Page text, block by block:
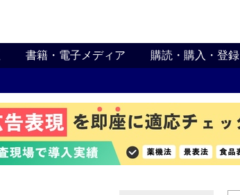
書籍・電子メディア 購読・購入・登録